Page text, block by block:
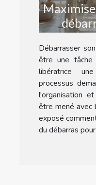
Débarrasser
être une tâche
libératrice
processus
l'organisation
être mené avec
exposé
du débarras